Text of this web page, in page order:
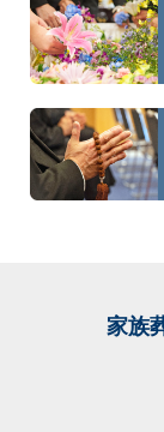
家族